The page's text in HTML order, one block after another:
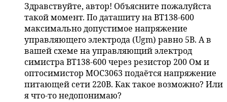
Здравствуйте, автор! Объясните пожалуйста
такой момент. По даташиту на BT138-600
максимально допустимое напряжение
управляющего электрода (Ugm) равно 5В. А в
вашей схеме на управляющий электрод
симистра BT138-600 через резистор 200 Ом и
оптосимистор MOC3063 подаётся напряжение
питающей сети 220В. Как такое возможно? Или
я что-то недопонимаю?